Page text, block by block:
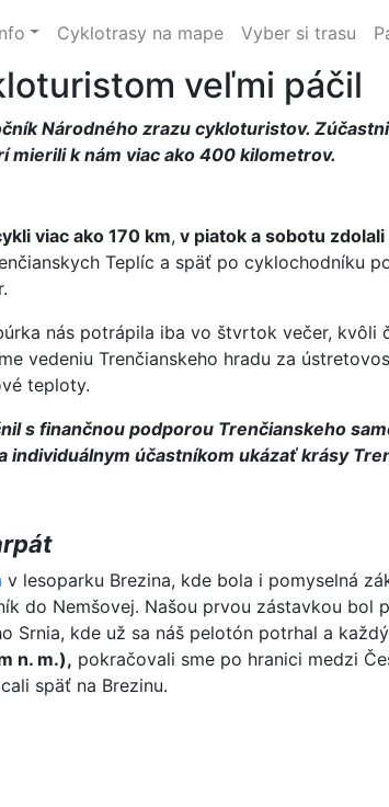
Cyklotrasy na mape Vyber si trasu
veľmi páčil
Národného zrazu cykloturistov.
mierili k nám viac ako 400 kilometrov.
viac ako 170 km, v piatok a sobotu
Teplíc a späť po cyklochodníku
nás potrápila iba vo štvrtok večer, kvôli
vedeniu Trenčianskeho hradu za
teploty.
s finančnou podporou Trenčianskeho
účastníkom ukázať krásy
v lesoparku Brezina, kde bola i pomyselná
do Nemšovej. Našou prvou zástavkou bol
Srnia, kde už sa náš pelotón potrhal a
n. m.), pokračovali sme po hranici medzi
späť na Brezinu.